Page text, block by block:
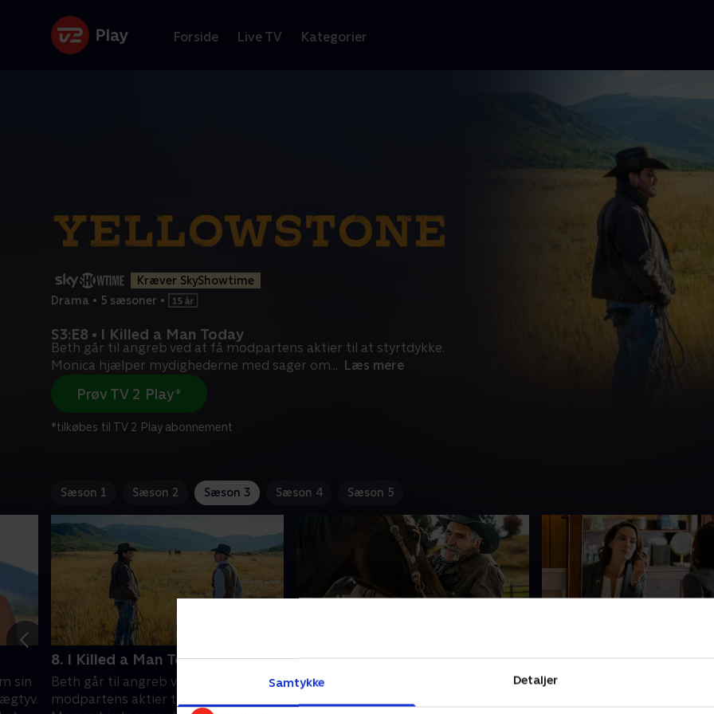
Samtykke Detaljer
Forside Live TV Kategorier
Kræver SkyShowtime
Drama • 5 sæsoner •
S3:E8 • I Killed a Man Today
Beth går til angreb ved at få modpartens aktier til at styrtdykke.
Monica hjælper mydighederne med sager om... Læs mere
Prøv TV 2 Play*
*tilkøbes til TV 2 Play abonnement
Sæson 1 Sæson 2 Sæson 3 Sæson 4 Sæson 5
sin
8. I Killed a Man Today
Beth går til angreb ved at få
modpartens aktier til at styrtdykke.
9. Meaner Than Evil
En glemt omstrejfer vender tilbage til
Duttons står ansigt til ansigt